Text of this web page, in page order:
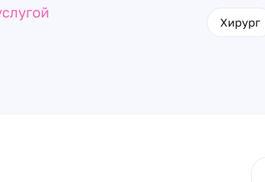
Хирург